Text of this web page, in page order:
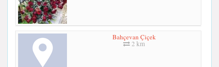
Bahçevan Çiçek
2 km